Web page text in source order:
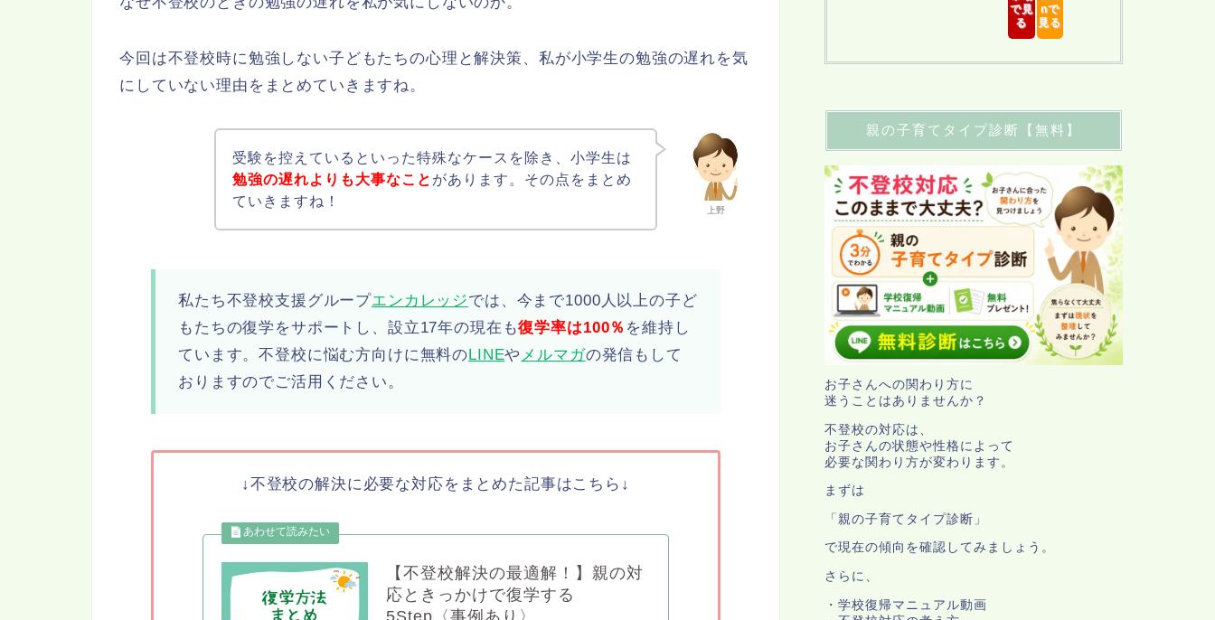
今回は不登校時に勉強しない子どもたちの心理と解決策、私が小学生の勉強の遅れを気
にしていない理由をまとめていきますね。
上野
受験を控えているといった特殊なケースを除き、小学生は
勉強の遅れよりも大事なこと があります。その点をまとめ
ていきますね！
私たち不登校支援グループエンカレッジでは、今まで1000人以上の子ど
もたちの復学をサポートし、設立17年の現在も復学率は100％ を維持し
ています。不登校に悩む方向けに無料のLINEや メルマガの発信もして
おりますのでご活用ください。
↓不登校の解決に必要な対応をまとめた記事はこちら↓
【不登校解決の最適解！】親の対
応ときっかけで復学する
5Step〈事例あり〉
で見
る
nで
見る
親の子育てタイプ診断【無料】
お子さんへの関わり方に
迷うことはありませんか？
不登校の対応は、
お子さんの状態や性格によって
必要な関わり方が変わります。
まずは
「親の子育てタイプ診断」
で現在の傾向を確認してみましょう。
さらに、
・学校復帰マニュアル動画